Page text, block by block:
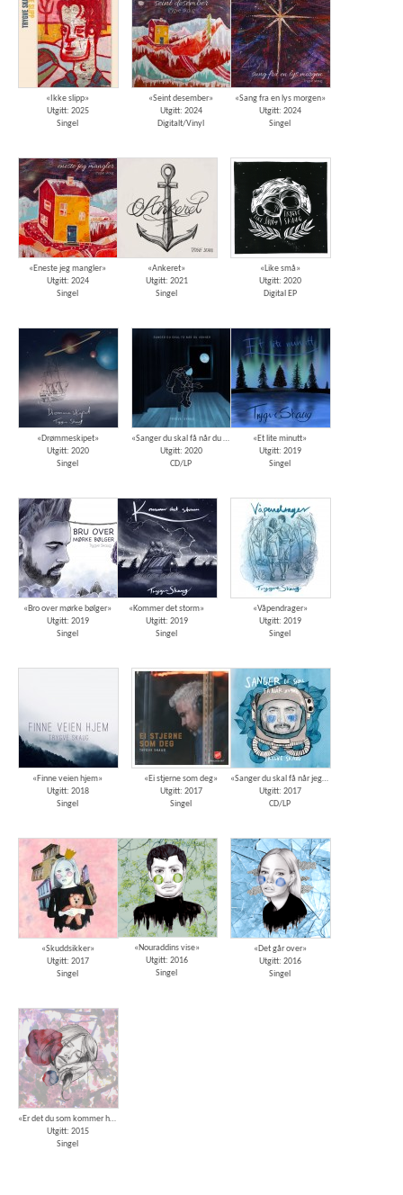
«Ikke slipp»
Utgitt: 2025
Singel
«Seint desember»
Utgitt: 2024
Digitalt/Vinyl
«Sang fra en lys morgen»
Utgitt: 2024
Singel
«Eneste jeg mangler»
Utgitt: 2024
Singel
«Ankeret»
Utgitt: 2021
Singel
«Like små»
Utgitt: 2020
Digital EP
«Drømmeskipet»
Utgitt: 2020
Singel
«Sanger du skal få når du våkner»
Utgitt: 2020
CD/LP
«Et lite minutt»
Utgitt: 2019
Singel
«Bro over mørke bølger»
Utgitt: 2019
Singel
«Kommer det storm»
Utgitt: 2019
Singel
«Våpendrager»
Utgitt: 2019
Singel
«Finne veien hjem»
Utgitt: 2018
Singel
«Ei stjerne som deg»
Utgitt: 2017
Singel
«Sanger du skal få når jeg dør»
Utgitt: 2017
CD/LP
«Skuddsikker»
Utgitt: 2017
Singel
«Nouraddins vise»
Utgitt: 2016
Singel
«Det går over»
Utgitt: 2016
Singel
«Er det du som kommer hjem»
Utgitt: 2015
Singel